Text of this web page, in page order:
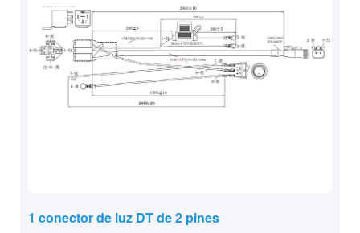
1 conector de luz DT de 2 pines